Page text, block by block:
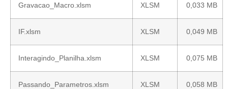
Gravacao_Macro.xlsm XLSM 0,033 MB
IF.xlsm XLSM 0,049 MB
Interagindo_Planilha.xlsm XLSM 0,075 MB
Passando_Parametros.xlsm XLSM 0,058 MB